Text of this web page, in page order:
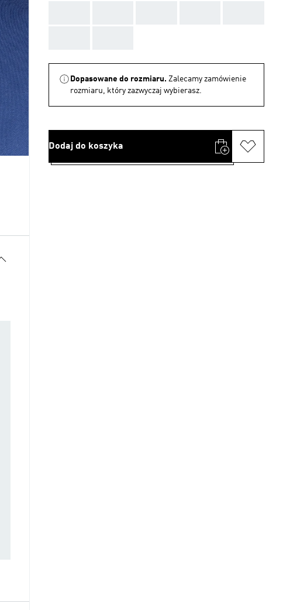
Dopasowane do rozmiaru. Zalecamy zamówienie
rozmiaru, który zazwyczaj wybierasz.
Dodaj do koszyka